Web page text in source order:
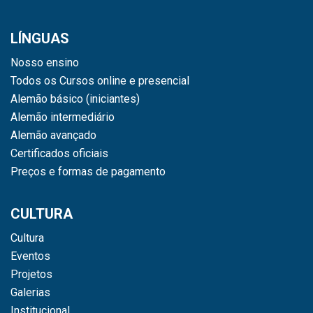
LÍNGUAS
Nosso ensino
Todos os Cursos online e presencial
Alemão básico (iniciantes)
Alemão intermediário
Alemão avançado
Certificados oficiais
Preços e formas de pagamento
CULTURA
Cultura
Eventos
Projetos
Galerias
Institucional